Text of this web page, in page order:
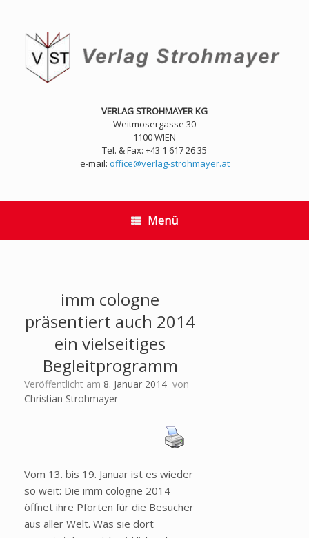
springen
VERLAG STROHMAYER KG
Weitmosergasse 30
1100 WIEN
Tel. & Fax: +43 1 617 26 35
e-mail: office@verlag-strohmayer.at
Menü
imm cologne
präsentiert auch 2014
ein vielseitiges
Begleitprogramm
Veröffentlicht am 8. Januar 2014 von
Christian Strohmayer
Vom 13. bis 19. Januar ist es wieder
so weit: Die imm cologne 2014
öffnet ihre Pforten für die Besucher
aus aller Welt. Was sie dort